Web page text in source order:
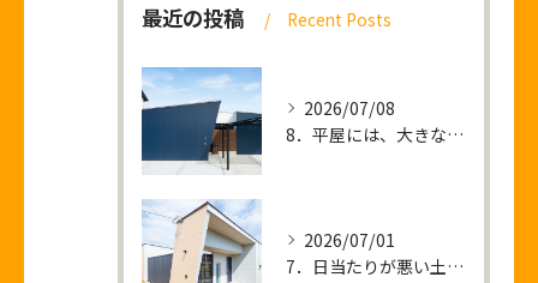
最近の投稿 Recent Posts
2026/07/08
8．平屋には、大きな土地が必要なのか？
2026/07/01
7．日当たりが悪い土地 ＝ 暗い家が建つ？